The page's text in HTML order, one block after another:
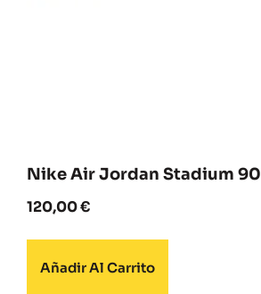
Nike Air Jordan Stadium 90
120,00€
Añadir Al Carrito